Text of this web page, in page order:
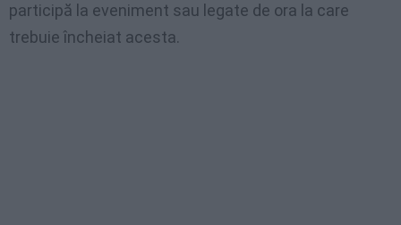
participă la eveniment sau legate de ora la care
trebuie încheiat acesta.